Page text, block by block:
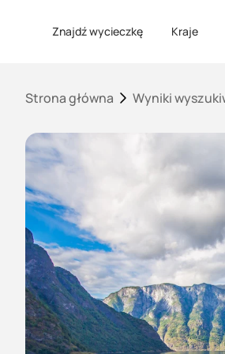
Znajdź wycieczkę Kraje
Strona główna Wyniki